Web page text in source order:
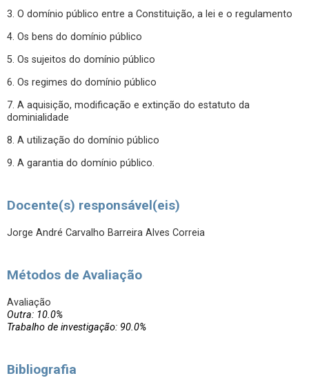
3. O domínio público entre a Constituição, a lei e o regulamento
4. Os bens do domínio público
5. Os sujeitos do domínio público
6. Os regimes do domínio público
7. A aquisição, modificação e extinção do estatuto da
dominialidade
8. A utilização do domínio público
9. A garantia do domínio público.
Docente(s) responsável(eis)
Jorge André Carvalho Barreira Alves Correia
Métodos de Avaliação
Avaliação
Outra: 10.0%
Trabalho de investigação: 90.0%
Bibliografia